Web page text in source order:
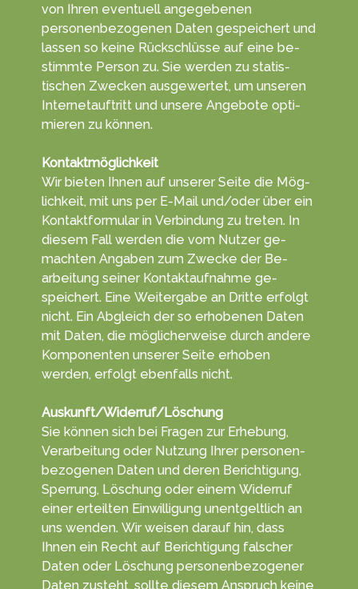
von Ihren even­tuell ange­gebenen
personen­bezogenen Da­ten ge­speichert und
lassen so keine Rück­schlüsse auf eine be­
stimmte Per­son zu. Sie wer­den zu statis­
tischen Zwecken aus­gewertet, um unseren
Internet­auftritt und unsere An­gebote opti­
mieren zu kön­nen.
Kontaktmöglichkeit
Wir bieten Ihnen auf unserer Sei­te die Mög­
lich­keit, mit uns per E-Mail und/oder über ein
Kontakt­formu­lar in Ver­bin­dung zu tret­en. In
die­sem Fall werden die vom Nut­zer ge­
machten An­gab­en zum Zwecke der Be­
arbei­tung seiner Kontakt­aufnahme ge­
speichert. Eine Weiter­gabe an Dritte erfolgt
nicht. Ein Ab­gleich der so erho­benen Da­ten
mit Da­ten, die mög­licher­weise durch andere
Kompo­nenten unserer Sei­te erhoben
werden, er­folgt eben­falls nicht.
Auskunft/Widerruf/Löschung
Sie können sich bei Fra­gen zur Er­heb­ung,
Ver­arbei­tung oder Nut­zung Ihrer personen­
bezoge­nen Da­ten und deren Berich­tigung,
Sper­rung, Lö­schung oder einem Wider­ruf
einer erteil­ten Ein­willigung unent­gelt­lich an
uns wen­den. Wir wei­sen darauf hin, dass
Ihnen ein Recht auf Be­rich­ti­gung fal­scher
Da­ten oder Lö­schung personen­bezo­gener
Da­ten zu­steht, sollte diesem An­spruch keine